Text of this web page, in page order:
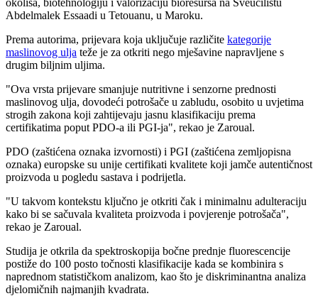
Abdelmalek Essaadi u Tetouanu, u Maroku.
Prema autorima, prijevara koja uključuje različite kategorije
maslinovog ulja teže je za otkriti nego mješavine napravljene s
drugim biljnim uljima.
"Ova vrsta prijevare smanjuje nutritivne i senzorne prednosti
maslinovog ulja, dovodeći potrošače u zabludu, osobito u uvjetima
strogih zakona koji zahtijevaju jasnu klasifikaciju prema
certifikatima poput PDO-a ili PGI-ja", rekao je Zaroual.
PDO (zaštićena oznaka izvornosti) i PGI (zaštićena zemljopisna
oznaka) europske su unije certifikati kvalitete koji jamče autentičnost
proizvoda u pogledu sastava i podrijetla.
"U takvom kontekstu ključno je otkriti čak i minimalnu adulteraciju
kako bi se sačuvala kvaliteta proizvoda i povjerenje potrošača",
rekao je Zaroual.
Studija je otkrila da spektroskopija bočne prednje fluorescencije
postiže do 100 posto točnosti klasifikacije kada se kombinira s
naprednom statističkom analizom, kao što je diskriminantna analiza
djelomičnih najmanjih kvadrata.